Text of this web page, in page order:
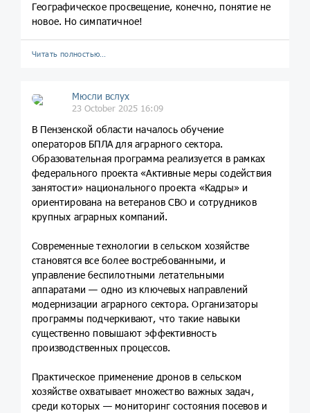
Географическое просвещение, конечно, понятие не
новое. Но симпатичное!
Читать полностью…
Мюсли вслух
23 October 2025 16:09
В Пензенской области началось обучение
операторов БПЛА для аграрного сектора.
Образовательная программа реализуется в рамках
федерального проекта «Активные меры содействия
занятости» национального проекта «Кадры» и
ориентирована на ветеранов СВО и сотрудников
крупных аграрных компаний.
Современные технологии в сельском хозяйстве
становятся все более востребованными, и
управление беспилотными летательными
аппаратами — одно из ключевых направлений
модернизации аграрного сектора. Организаторы
программы подчеркивают, что такие навыки
существенно повышают эффективность
производственных процессов.
Практическое применение дронов в сельском
хозяйстве охватывает множество важных задач,
среди которых — мониторинг состояния посевов и